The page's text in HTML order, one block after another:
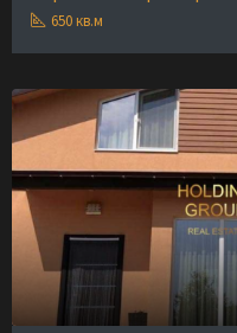
650 кв.м